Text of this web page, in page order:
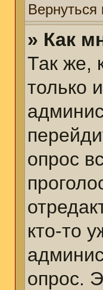
Вернуться
» Как
Так же,
только
опрос
кто-то
опрос.